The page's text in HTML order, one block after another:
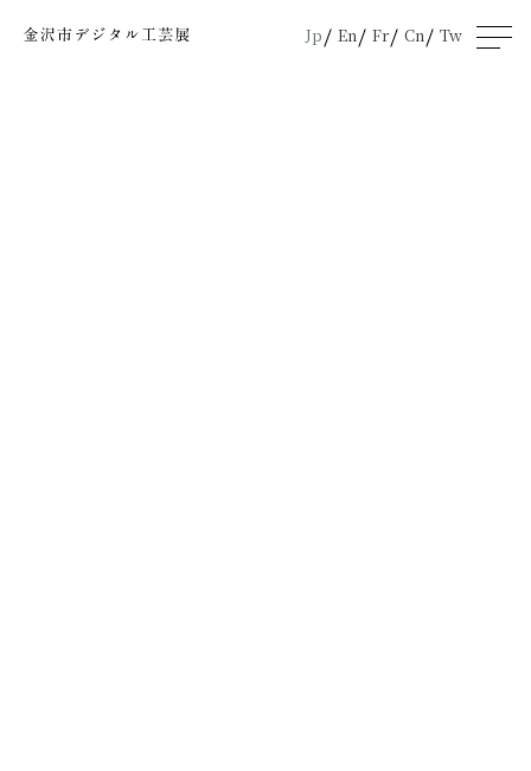
Jp En Fr Cn Tw
men